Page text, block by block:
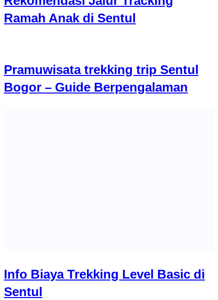
Ramah Anak di Sentul
Pramuwisata trekking trip Sentul
Bogor – Guide Berpengalaman
Info Biaya Trekking Level Basic di
Sentul